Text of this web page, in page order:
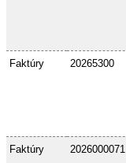
Faktúry 20265300
Faktúry 2026000071